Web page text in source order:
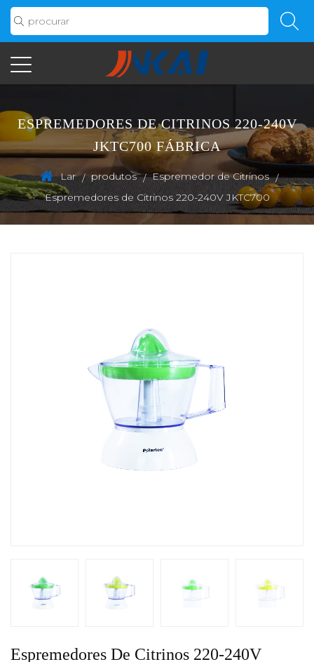
ESPREMEDORES DE CITRINOS 220-240V
JKTC700 FÁBRICA
Lar / produtos / Espremedor de Citrinos /
Espremedores de Citrinos 220-240V JKTC700
Espremedores De Citrinos 220-240V